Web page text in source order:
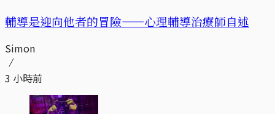
輔導是迎向他者的冒險——心理輔導治療師自述
Simon
3 小時前